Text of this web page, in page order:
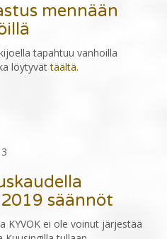
mennään
tapahtuu vanhoilla
löytyvättäältä.
säännöt
KYVOK ei ole voinut järjestää